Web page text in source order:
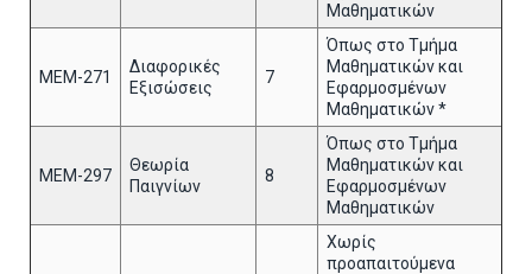
Μαθηματικών
ΜΕΜ-271
Διαφορικές
Εξισώσεις
7
Όπως στο Τμήμα
Μαθηματικών και
Εφαρμοσμένων
Μαθηματικών *
ΜΕΜ-297
Θεωρία
Παιγνίων
8
Όπως στο Τμήμα
Μαθηματικών και
Εφαρμοσμένων
Μαθηματικών
Χωρίς
προαπαιτούμενα